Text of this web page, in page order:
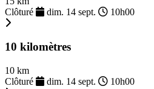
Clôturé
dim. 14 sept. 10h00
10 kilomètres
10 km
Clôturé
dim. 14 sept. 10h00